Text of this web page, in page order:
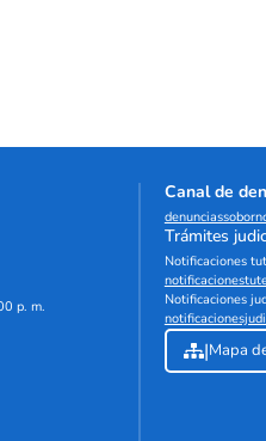
p. m.
Canal de
Trámites
Notificaciones
Notificaciones
|Mapa